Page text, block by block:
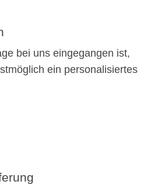
bei uns eingegangen ist,
ein personalisiertes